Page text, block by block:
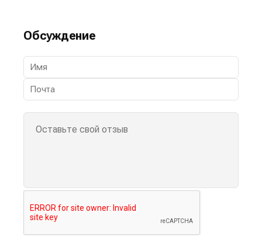
Обсуждение